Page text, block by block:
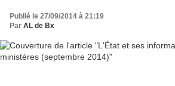
Publié le 27/09/2014 à 21:19
Par AL de Bx